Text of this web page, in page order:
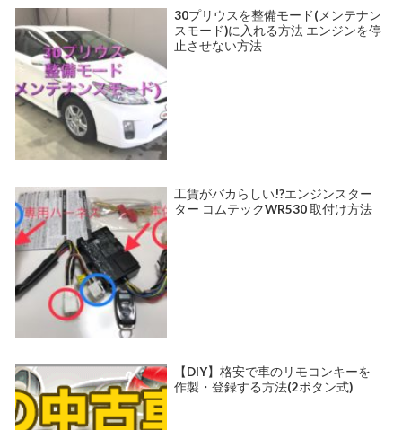
30プリウスを整備モード(メンテナン
スモード)に入れる方法 エンジンを停
止させない方法
工賃がバカらしい!?エンジンスター
ター コムテックWR530 取付け方法
【DIY】格安で車のリモコンキーを
作製・登録する方法(2ボタン式)